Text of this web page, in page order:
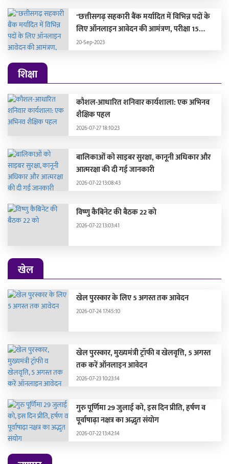
"छत्तीसगढ़ सहकारी बैंक मर्यादित में विभिन्न पदों के
लिए ऑनलाइन आवेदन की आमंत्रण, परीक्षा 15
अक्टूबर 2023 को होगी"
20-Sep-2023
शिक्षा
कौशल-आधारित शनिवार कार्यशाला: एक अभिनव
शैक्षिक पहल
2026-07-27 18:10:23
बालिकाओं को साइबर सुरक्षा, कानूनी अधिकार और
आत्मरक्षा की दी गई जानकारी
2026-07-22 13:08:43
विष्णु कैबिनेट की बैठक 22 को
2026-07-22 13:03:41
खेल
खेल पुरस्कार के लिए 5 अगस्त तक आवेदन
2026-07-24 17:45:10
खेल पुरस्कार, मुख्यमंत्री ट्रॉफी व खेलवृत्ति, 5 अगस्त
तक करें ऑनलाइन आवेदन
2026-07-23 10:23:14
गुरु पूर्णिमा 29 जुलाई को, इस दिन प्रीति, हर्षण व
पूर्वाषाढ़ा नक्षत्र का अद्भुत संयोग
2026-07-22 13:42:14